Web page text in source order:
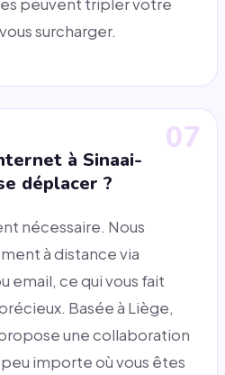
peuvent tripler votre
surcharger.
07
à Sinaai-
déplacer ?
nécessaire. Nous
à distance via
email, ce qui vous fait
Basée à Liège,
une collaboration
importe où vous êtes